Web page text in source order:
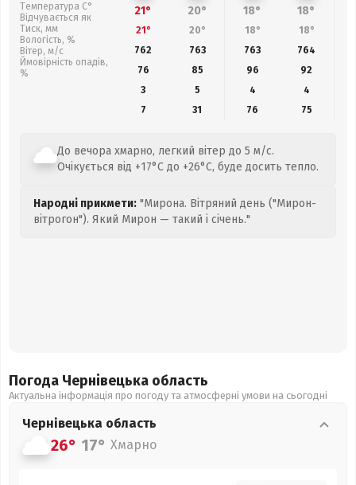
Температура С°
Відчувається як
Тиск, мм
Вологість, %
Вітер, м/с
Ймовірність опадів,
%
21° 20° 18° 18°
21° 20° 18° 18°
762
763 763 764
76
85 96 92
3
5 4
4
7
31 76 75
До вечора хмарно, легкий вітер до 5 м/с.
Очікується від +17°C до +26°C, буде досить тепло.
Народні прикмети: "Мирона. Вітряний день ("Мирон-
вітрогон"). Який Мирон — такий і січень."
Погода Чернівецька область
Актуальна інформація про погоду та атмосферні умови на сьогодні
Чернівецька область
26° 17° Хмарно